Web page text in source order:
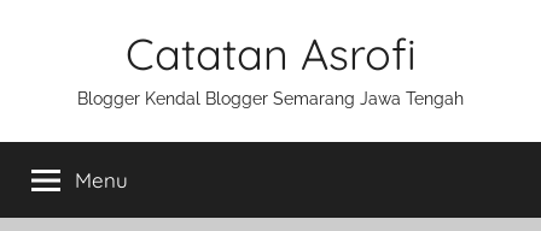
Catatan Asrofi
Blogger Kendal Blogger Semarang Jawa Tengah
Menu